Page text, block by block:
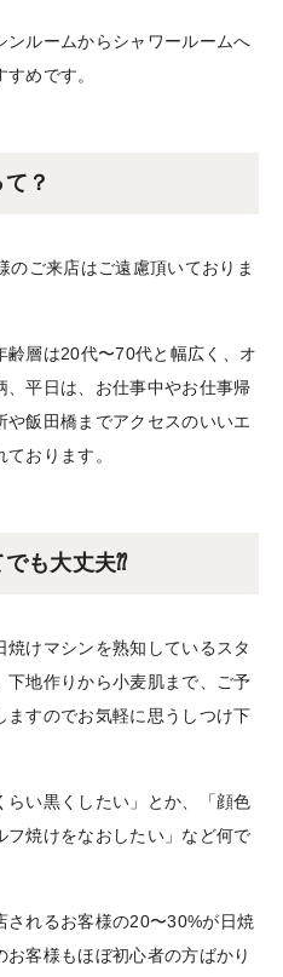
ルームからシャワールームへ
めです。
？
のご来店はご遠慮頂いておりま
層は20代〜70代と幅広く、オ
平日は、お仕事中やお仕事帰
や飯田橋までアクセスのいいエ
おります。
も大丈夫⁇
けマシンを熟知しているスタ
下地作りから小麦肌まで、ご予
すのでお気軽に思うしつけ下
い黒くしたい」とか、「顔色
焼けをなおしたい」など何で
れるお客様の20〜30%が日焼
客様もほぼ初心者の方ばかり